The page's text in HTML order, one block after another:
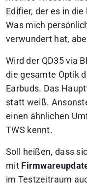
Edifier, der es in
Was mich
verwundert hat,
Wird der QD35 via
die gesamte Optik
Earbuds. Das
statt weiß.
einen ähnlichen
TWS kennt.
Soll heißen, dass
mit
im Testzeitraum